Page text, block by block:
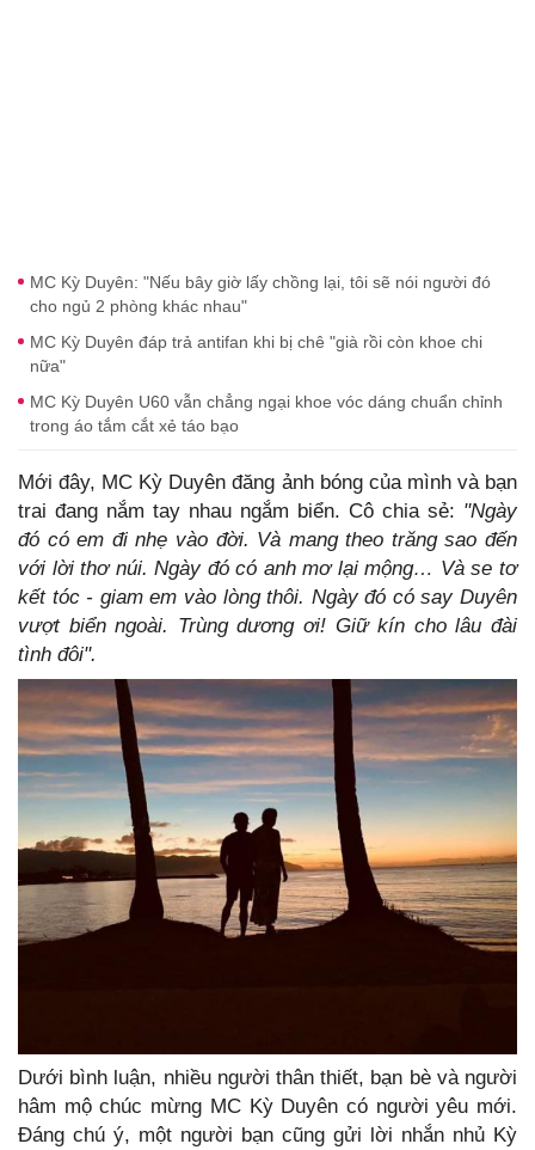
MC Kỳ Duyên: "Nếu bây giờ lấy chồng lại, tôi sẽ nói người đó
cho ngủ 2 phòng khác nhau"
MC Kỳ Duyên đáp trả antifan khi bị chê "già rồi còn khoe chi
nữa"
MC Kỳ Duyên U60 vẫn chẳng ngại khoe vóc dáng chuẩn chỉnh
trong áo tắm cắt xẻ táo bạo
Mới đây, MC Kỳ Duyên đăng ảnh bóng của mình và bạn
trai đang nắm tay nhau ngắm biển. Cô chia sẻ: "Ngày
đó có em đi nhẹ vào đời. Và mang theo trăng sao đến
với lời thơ núi. Ngày đó có anh mơ lại mộng… Và se tơ
kết tóc - giam em vào lòng thôi. Ngày đó có say Duyên
vượt biển ngoài. Trùng dương ơi! Giữ kín cho lâu đài
tình đôi".
Dưới bình luận, nhiều người thân thiết, bạn bè và người
hâm mộ chúc mừng MC Kỳ Duyên có người yêu mới.
Đáng chú ý, một người bạn cũng gửi lời nhắn nhủ Kỳ